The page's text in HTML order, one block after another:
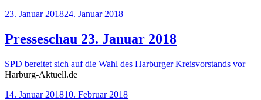
Veröffentlicht
23. Januar 201824. Januar 2018
Presseschau 23. Januar 2018
SPD bereitet sich auf die Wahl des Harburger Kreisvorstands vor
Harburg-Aktuell.de
Veröffentlicht
14. Januar 201810. Februar 2018